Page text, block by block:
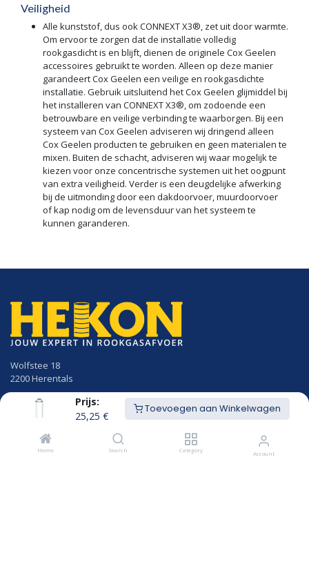
Prijs:
25,25 €
Toevoegen aan Winkelwagen
Home Search Category Account
Veiligheid
Alle kunststof, dus ook CONNEXT X3®, zet uit door warmte.
Om ervoor te zorgen dat de installatie volledig
rookgasdicht is en blijft, dienen de originele Cox Geelen
accessoires gebruikt te worden. Alleen op deze manier
garandeert Cox Geelen een veilige en rookgasdichte
installatie. Gebruik uitsluitend het Cox Geelen glijmiddel bij
het installeren van CONNEXT X3®, om zodoende een
betrouwbare en veilige verbinding te waarborgen. Bij een
systeem van Cox Geelen adviseren wij dringend alleen
Cox Geelen producten te gebruiken en geen materialen te
mixen. Buiten de schacht, adviseren wij waar mogelijk te
kiezen voor onze concentrische systemen uit het oogpunt
van extra veiligheid. Verder is een deugdelijke afwerking
bij de uitmonding door een dakdoorvoer, muurdoorvoer
of kap nodig om de levensduur van het systeem te
kunnen garanderen.
Wolfstee 18
2200 Herentals
014/23.50.41
info@hekon.be
BTW BE 0456.631.656